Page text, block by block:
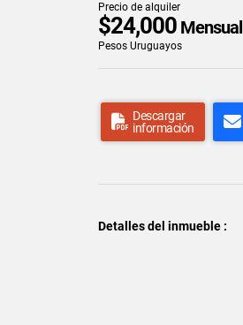
Precio de alquiler
$24,000 Mensual
Pesos Uruguayos
Descargar
información
Detalles del inmueble :